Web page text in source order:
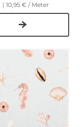
| 10,95 € / Meter